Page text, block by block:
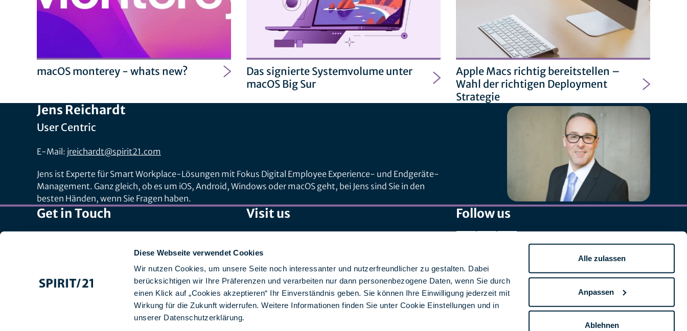
Diese Webseite verwendet Cookies
Wir nutzen Cookies, um unsere Seite noch interessanter und nutzerfreundlicher zu gestalten. Dabei
berücksichtigen wir Ihre Präferenzen und verarbeiten nur dann personenbezogene Daten, wenn Sie durch
einen Klick auf „Cookies akzeptieren“ Ihr Einverständnis geben. Sie können Ihre Einwilligung jederzeit mit
Wirkung für die Zukunft widerrufen. Weitere Informationen finden Sie unter Cookie Einstellungen und in
unserer Datenschutzerklärung.
Alle zulassen
Anpassen
Ablehnen
macOS monterey - whats new?
Das signierte Systemvolume unter
macOS Big Sur
Apple Macs richtig bereitstellen –
Wahl der richtigen Deployment
Strategie
Jens Reichardt
User Centric
E-Mail: jreichardt@spirit21.com
Jens ist Experte für Smart Workplace-Lösungen mit Fokus Digital Employee Experience- und Endgeräte-
Management. Ganz gleich, ob es um iOS, Android, Windows oder macOS geht, bei Jens sind Sie in den
besten Händen, wenn Sie Fragen haben.
Get in Touch
Recruiting: +49 7031 209-50140
info@spirit21.com
Visit us
Otto-Lilienthal-Straße 36
SPIRIT/21 IT Services AG
Aeschbachweg 12
5000 Aarau, Schweiz
Follow us